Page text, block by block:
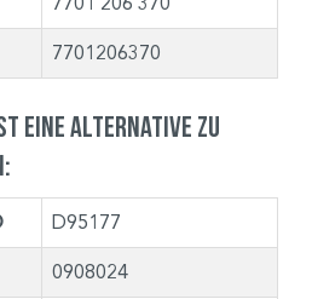
7701206370
eine Alternative zu
D95177
0908024